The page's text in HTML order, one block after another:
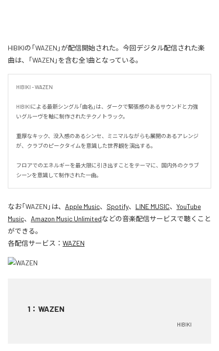
HIBIKIの「WAZEN」が配信開始された。今回デジタル配信された楽
曲は、「WAZEN」を含む全1曲となっている。
HIBIKI - WAZEN
HIBIKIによる最新シングル「曲名」は、ダークで緊張感のあるサウンドと力強
いグルーヴを軸に制作されたテクノトラック。
重厚なキック、没入感のあるシンセ、ミニマルながらも展開のあるアレンジ
が、クラブのピークタイムを意識した世界観を演出する。
フロアでのエネルギーを最大限に引き出すことをテーマに、国内外のクラブ
シーンを意識して制作された一曲。
なお「WAZEN 」は、 Apple Music、 Spotify、 LINE MUSIC、 YouTube
Music、 Amazon Music Unlimitedなどの音楽配信サービスで聴くこと
ができる。
各配信サービス： WAZEN
1 ： WAZEN
HIBIKI